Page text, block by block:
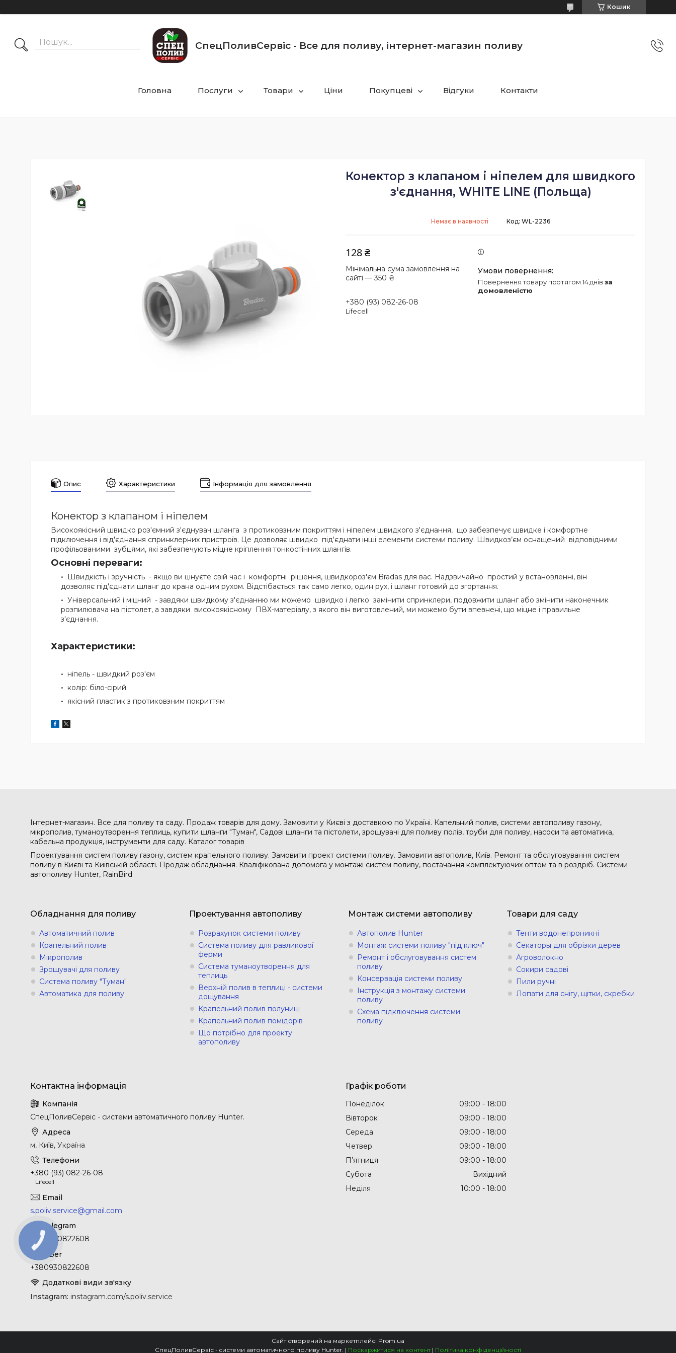
Кошик
СпецПоливСервіс - Все для поливу, інтернет-магазин поливу
Головна Послуги Товари Ціни Покупцеві Відгуки Контакти
Конектор з клапаном і ніпелем для швидкого
з'єднання, WHITE LINE (Польща)
Немає в наявності Код: WL-2236
128 ₴
Мінімальна сума замовлення на
сайті — 350 ₴
+380 (93) 082-26-08
Lifecell
повернення товару протягом 14 днів за
домовленістю
Опис Характеристики Інформація для замовлення
Конектор з клапаном і ніпелем
Високоякісний швидко роз'ємний з'єднувач шланга з протиковзним покриттям і ніпелем швидкого з'єднання, що забезпечує швидке і комфортне
підключення і від'єднання спринклерних пристроїв. Це дозволяє швидко під'єднати інші елементи системи поливу. Швидкоз’єм оснащений відповідними
профільованими зубцями, які забезпечують міцне кріплення тонкостінних шлангів.
Основні переваги:
Швидкість і зручність - якщо ви цінуєте свій час і комфортні рішення, швидкороз'єм Bradas для вас. Надзвичайно простий у встановленні, він
дозволяє під'єднати шланг до крана одним рухом. Відстібається так само легко, один рух, і шланг готовий до згортання.
Універсальний і міцний - завдяки швидкому з'єднанню ми можемо швидко і легко замінити спринклери, подовжити шланг або змінити наконечник
розпилювача на пістолет, а завдяки високоякісному ПВХ-матеріалу, з якого він виготовлений, ми можемо бути впевнені, що міцне і правильне
з'єднання.
Характеристики:
ніпель - швидкий роз'єм
колір: біло-сірий
якісний пластик з протиковзним покриттям
Інтернет-магазин. Все для поливу та саду. Продаж товарів для дому. Замовити у Києві з доставкою по Україні. Капельний полив, системи автополиву газону,
мікрополив, туманоутворення теплиць, купити шланги "Туман", Садові шланги та пістолети, зрошувачі для поливу полів, труби для поливу, насоси та автоматика,
кабельна продукція, інструменти для саду. Каталог товарів
Проектування систем поливу газону, систем крапельного поливу. Замовити проект системи поливу. Замовити автополив, Київ. Ремонт та обслуговування систем
поливу в Києві та Київській області. Продаж обладнання. Кваліфікована допомога у монтажі систем поливу, постачання комплектуючих оптом та в роздріб. Системи
автополиву Hunter, RainBird
Обладнання для поливу
Автоматичний полив
Крапельний полив
Мікрополив
Зрошувачі для поливу
Система поливу "Туман"
Автоматика для поливу
Проектування автополиву
Розрахунок системи поливу
Система поливу для равликової
ферми
Система туманоутворення для
теплиць
Верхній полив в теплиці - системи
дощування
Крапельний полив полуниці
Крапельний полив помідорів
Що потрібно для проекту
автополиву
Монтаж системи автополиву
Автополив Hunter
Монтаж системи поливу "під ключ"
Ремонт і обслуговування систем
поливу
Консервація системи поливу
Інструкція з монтажу системи
поливу
Схема підключення системи
поливу
Товари для саду
Тенти водонепроникні
Секаторы для обрізки дерев
Агроволокно
Сокири садові
Пили ручні
Лопати для снігу, щітки, скребки
СпецПоливСервіс - cистеми автоматичного поливу Hunter.
м, Київ, Україна
+380 (93) 082-26-08
Lifecell
s.poliv.service@gmail.com
+380930822608
+380930822608
Instagram instagram.com/s.poliv.service
Графік роботи
Понеділок 09:00
18:00
Вівторок
09:00
18:00
Середа
09:00
18:00
Четвер
09:00
18:00
Пʼятниця
09:00
18:00
Субота
Вихідний
Неділя
10:00 18:00
Сайт створений на маркетплейсі Prom.ua
СпецПоливСервіс - cистеми автоматичного поливу Hunter. | Поскаржитися на контент | Політика конфіденційності
КНОПКА
ЗВ'ЯЗКУ